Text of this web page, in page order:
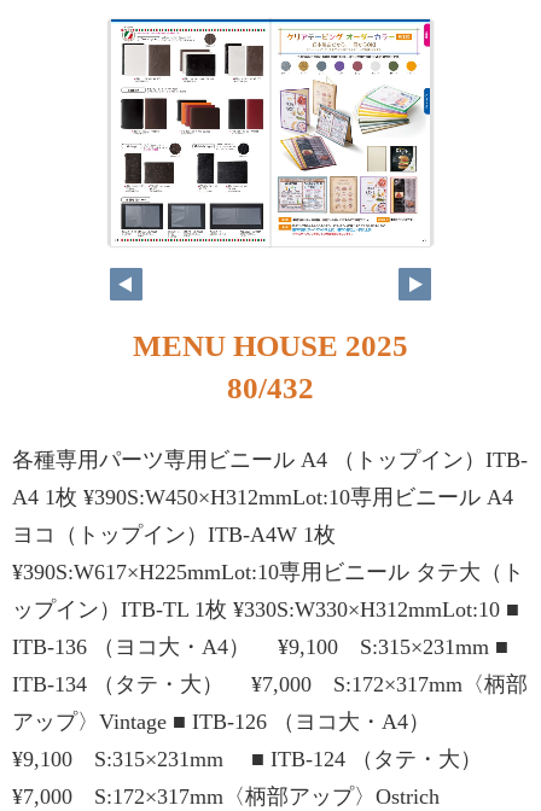
MENU HOUSE 2025
80/432
各種専用パーツ専用ビニール A4 （トップイン）ITB-
A4 1枚 ¥390S:W450×H312mmLot:10専用ビニール A4
ヨコ（トップイン）ITB-A4W 1枚
¥390S:W617×H225mmLot:10専用ビニール タテ大（ト
ップイン）ITB-TL 1枚 ¥330S:W330×H312mmLot:10 ■
ITB-136 （ヨコ大・A4） ¥9,100 S:315×231mm ■
ITB-134 （タテ・大） ¥7,000 S:172×317mm〈柄部
アップ〉Vintage ■ ITB-126 （ヨコ大・A4）
¥9,100 S:315×231mm ■ ITB-124 （タテ・大）
¥7,000 S:172×317mm〈柄部アップ〉Ostrich